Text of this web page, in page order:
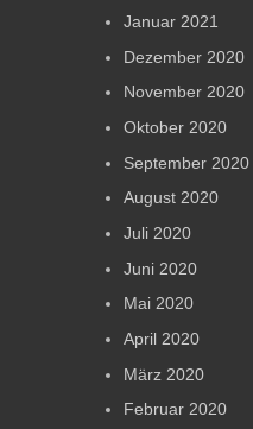
Januar 2021
Dezember 2020
November 2020
Oktober 2020
September 2020
August 2020
Juli 2020
Juni 2020
Mai 2020
April 2020
März 2020
Februar 2020